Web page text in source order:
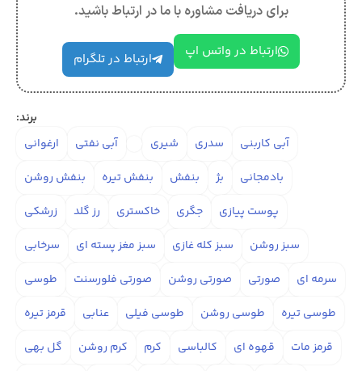
برای دریافت مشاوره با ما در ارتباط باشید.
ارتباط در واتس اپ ارتباط در تلگرام
برند:
آبی کاربنی
سدری شیری آبی نفتی
ارغوانی
بادمجانی
بژ بنفش بنفش تیره
بنفش روشن
پوست پیازی
جگری خاکستری رز گلد
زرشکی
سبز روشن
سبز کله غازی سبز مغز پسته ای
سرخابی
سرمه ای
صورتی صورتی روشن صورتی فلورسنت
طوسی
طوسی تیره
طوسی روشن طوسی فیلی عنابی
قرمز تیره
قرمز مات
قهوه ای کالباسی کرم کرم روشن
گل بهی